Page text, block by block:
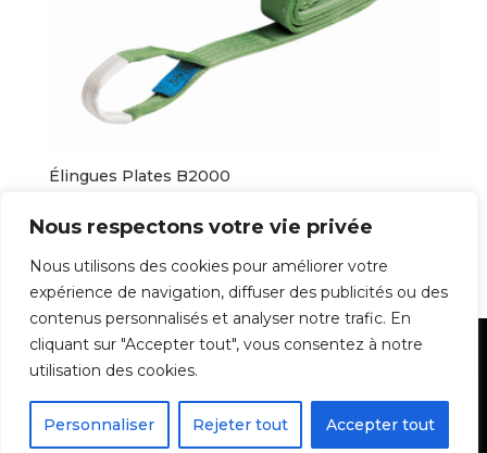
Nous respectons votre vie privée
Nous utilisons des cookies pour améliorer votre
expérience de navigation, diffuser des publicités ou des
contenus personnalisés et analyser notre trafic. En
cliquant sur "Accepter tout", vous consentez à notre
utilisation des cookies.
Personnaliser Rejeter tout Accepter tout
Élingues Plates B2000
1 2 3 4 … 10 11 12 →
Mentions Légales